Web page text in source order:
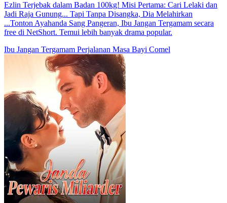
Ezlin Terjebak dalam Badan 100kg! Misi Pertama: Cari Lelaki dan
Jadi Raja Gunung... Tapi Tanpa Disangka, Dia Melahirkan
...Tonton Ayahanda Sang Pangeran, Ibu Jangan Tergamam secara
free di NetShort. Temui lebih banyak drama popular.
Ibu Jangan Tergamam Perjalanan Masa Bayi Comel